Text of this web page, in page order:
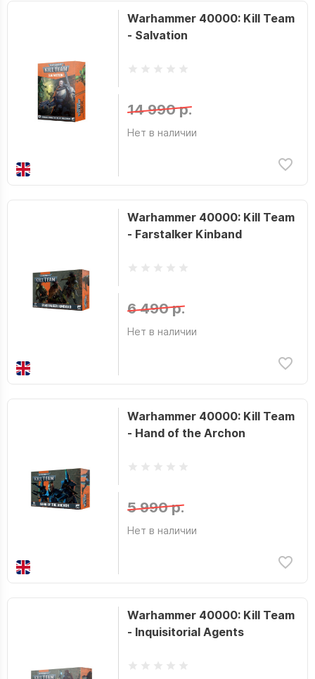
Warhammer 40000: Kill Team
- Salvation
14 990 р.
Нет в наличии
Warhammer 40000: Kill Team
- Farstalker Kinband
6 490 р.
Нет в наличии
Warhammer 40000: Kill Team
- Hand of the Archon
5 990 р.
Нет в наличии
Warhammer 40000: Kill Team
- Inquisitorial Agents